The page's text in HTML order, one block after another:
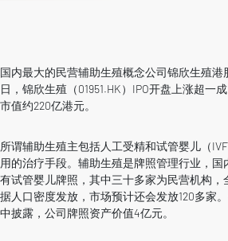
国内最大的民营辅助生殖概念公司锦欣生殖港
日，锦欣生殖（01951.HK）IPO开盘上涨超一
市值约220亿港元。
所谓辅助生殖主包括人工受精和试管婴儿（
用的治疗手段。辅助生殖是牌照管理行业，
有试管婴儿牌照，其中三十多家为民营机构，
据人口密度发放，市场预计还会发放120多家
中披露，公司牌照资产价值4亿元。